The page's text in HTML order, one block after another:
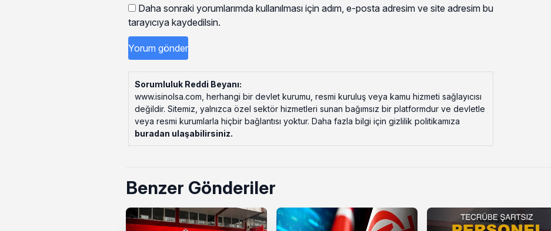
Daha sonraki yorumlarımda kullanılması için adım, e-posta adresim ve site adresim bu
tarayıcıya kaydedilsin.
Sorumluluk Reddi Beyanı:
www.isinolsa.com, herhangi bir devlet kurumu, resmi kuruluş veya kamu hizmeti sağlayıcısı
değildir. Sitemiz, yalnızca özel sektör hizmetleri sunan bağımsız bir platformdur ve devletle
veya resmi kurumlarla hiçbir bağlantısı yoktur. Daha fazla bilgi için gizlilik politikamıza
buradan ulaşabilirsiniz.
Benzer Gönderiler